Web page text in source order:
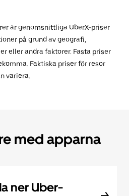
är genomsnittliga UberX-priser
på grund av geografi,
eller andra faktorer. Fasta priser
Faktiska priser för resor
variera.
med apparna
ner Uber-